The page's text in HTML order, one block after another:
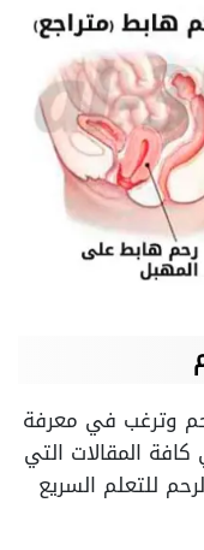
وترغب في معرفة
المقالات التي
للتعلم السريع